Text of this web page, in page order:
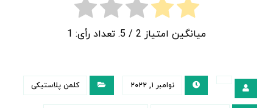
میانگین امتیاز 2 / 5. تعداد رأی: 1
نوامبر ۱, ۲۰۲۲ کلمن پلاستیکی